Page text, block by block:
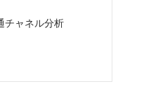
チャネル分析